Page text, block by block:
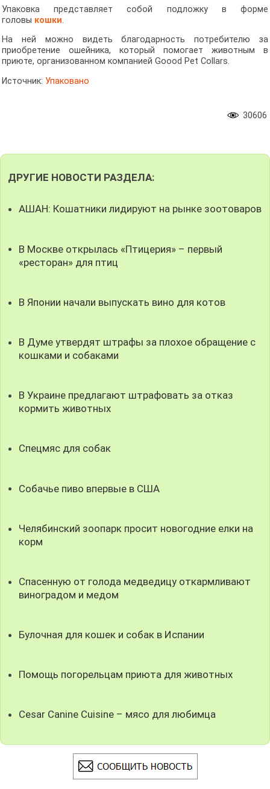
Упаковка представляет собой подложку в форме
головы кошки.
На ней можно видеть благодарность потребителю за
приобретение ошейника, который помогает животным в
приюте, организованном компанией Goood Pet Collars.
Источник: Упаковано
30606
ДРУГИЕ НОВОСТИ РАЗДЕЛА:
АШАН: Кошатники лидируют на рынке зоотоваров
В Москве открылась «Птицерия» – первый
«ресторан» для птиц
В Японии начали выпускать вино для котов
В Думе утвердят штрафы за плохое обращение с
кошками и собаками
В Украине предлагают штрафовать за отказ
кормить животных
Спецмяс для собак
Собачье пиво впервые в США
Челябинский зоопарк просит новогодние елки на
корм
Спасенную от голода медведицу откармливают
виноградом и медом
Булочная для кошек и собак в Испании
Помощь погорельцам приюта для животных
Cesar Canine Cuisine – мясо для любимца